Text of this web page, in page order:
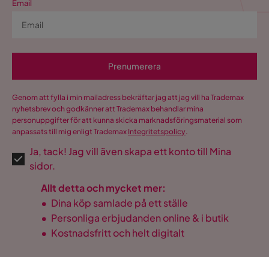
Visa fler recensioner
Email
Prenumerera
Genom att fylla i min mailadress bekräftar jag att jag vill ha Trademax
nyhetsbrev och godkänner att Trademax behandlar mina
personuppgifter för att kunna skicka marknadsföringsmaterial som
anpassats till mig enligt Trademax Integritetspolicy.
Ja, tack! Jag vill även skapa ett konto till Mina
sidor.
Allt detta och mycket mer:
• Dina köp samlade på ett ställe
• Personliga erbjudanden online & i butik
• Kostnadsfritt och helt digitalt